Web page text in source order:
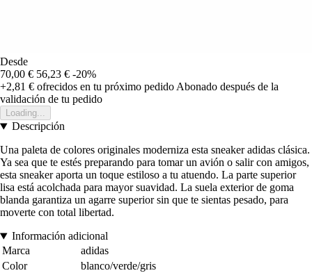
Desde
70,00 € 56,23 € -20%
+2,81 € ofrecidos en tu próximo pedido Abonado después de la
validación de tu pedido
Loading...
Descripción
Una paleta de colores originales moderniza esta sneaker adidas clásica.
Ya sea que te estés preparando para tomar un avión o salir con amigos,
esta sneaker aporta un toque estiloso a tu atuendo. La parte superior
lisa está acolchada para mayor suavidad. La suela exterior de goma
blanda garantiza un agarre superior sin que te sientas pesado, para
moverte con total libertad.
Información adicional
Marca
adidas
Color
blanco/verde/gris